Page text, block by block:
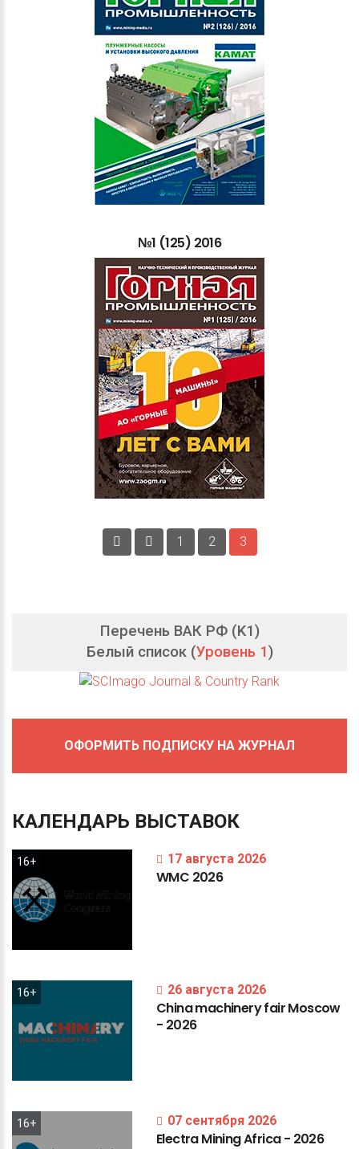
№1 (125) 2016
1 2 3
Перечень ВАК РФ (K1)
Белый список (Уровень 1)
ОФОРМИТЬ ПОДПИСКУ НА ЖУРНАЛ
КАЛЕНДАРЬ ВЫСТАВОК
16+ 17 августа 2026
WMC 2026
16+ 26 августа 2026
ChinamachineryfairMoscow
- 2026
16+ 07 сентября 2026
ElectraMiningAfrica- 2026